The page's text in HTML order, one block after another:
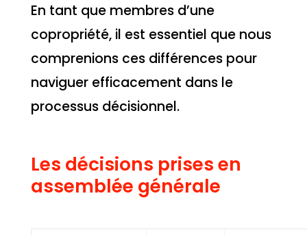
En tant que membres d’une
copropriété, il est essentiel que nous
comprenions ces différences pour
naviguer efficacement dans le
processus décisionnel.
Les décisions prises en
assemblée générale